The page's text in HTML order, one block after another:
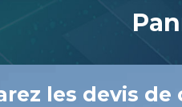
les devis